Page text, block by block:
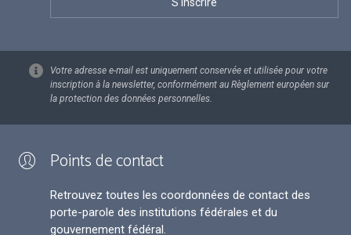
Votre adresse e-mail est uniquement conservée et utilisée pour votre
inscription à la newsletter, conformément au Règlement européen sur
la protection des données personnelles.
Points de contact
Retrouvez toutes les coordonnées de contact des
porte-parole des institutions fédérales et du
gouvernement fédéral.